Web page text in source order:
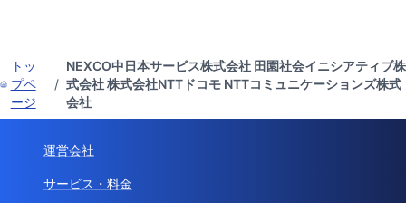
トッ
プペ
ージ
/
NEXCO中日本サービス株式会社 田園社会イニシアティブ株
式会社 株式会社NTTドコモ NTTコミュニケーションズ株式
会社
運営会社
サービス・料金